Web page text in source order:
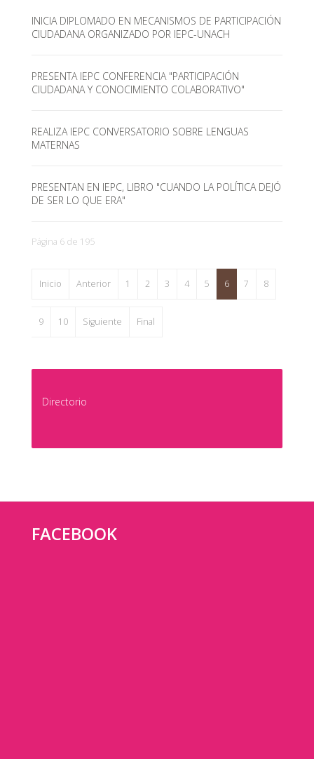
INICIA DIPLOMADO EN MECANISMOS DE PARTICIPACIÓN
CIUDADANA ORGANIZADO POR IEPC-UNACH
PRESENTA IEPC CONFERENCIA "PARTICIPACIÓN
CIUDADANA Y CONOCIMIENTO COLABORATIVO"
REALIZA IEPC CONVERSATORIO SOBRE LENGUAS
MATERNAS
PRESENTAN EN IEPC, LIBRO "CUANDO LA POLÍTICA DEJÓ
DE SER LO QUE ERA"
Página 6 de 195
Inicio Anterior 1 2 3 4 5 6 7 8
9 10 Siguiente Final
Directorio
FACEBOOK